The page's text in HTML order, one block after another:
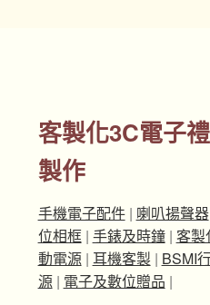
客製化3C電子
製作
手機電子配件| 喇叭揚聲器
位相框| 手錶及時鐘| 客製
動電源| 耳機客製| BSMI
源| 電子及數位贈品 |